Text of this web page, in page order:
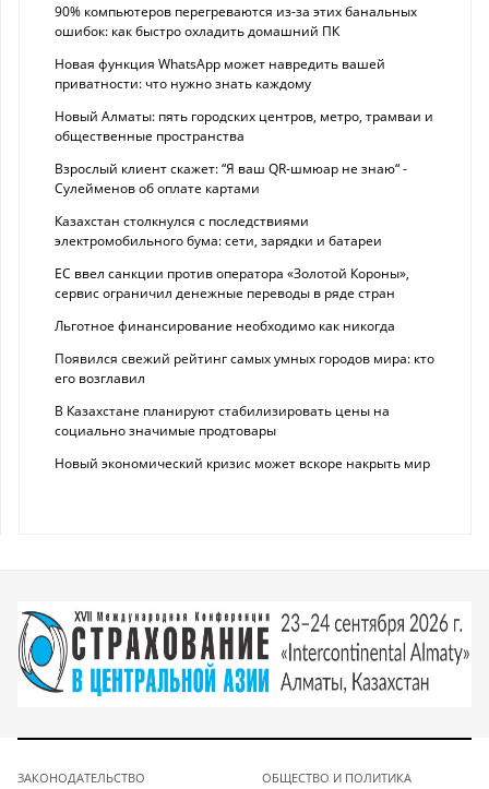
90% компьютеров перегреваются из-за этих банальных
ошибок: как быстро охладить домашний ПК
Новая функция WhatsApp может навредить вашей
приватности: что нужно знать каждому
Новый Алматы: пять городских центров, метро, трамваи и
общественные пространства
Взрослый клиент скажет: “Я ваш QR-шмюар не знаю“ -
Сулейменов об оплате картами
Казахстан столкнулся с последствиями
электромобильного бума: сети, зарядки и батареи
ЕС ввел санкции против оператора «Золотой Короны»,
сервис ограничил денежные переводы в ряде стран
Льготное финансирование необходимо как никогда
Появился свежий рейтинг самых умных городов мира: кто
его возглавил
В Казахстане планируют стабилизировать цены на
социально значимые продтовары
Новый экономический кризис может вскоре накрыть мир
ЗАКОНОДАТЕЛЬСТВО
ОБЩЕСТВО И ПОЛИТИКА